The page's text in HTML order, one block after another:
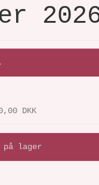
DKK
på lager